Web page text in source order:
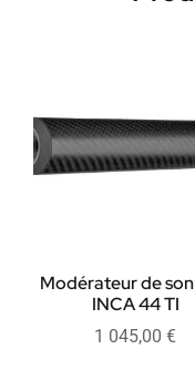
Modérateur de
INCA 44 TI
1 045,00 €